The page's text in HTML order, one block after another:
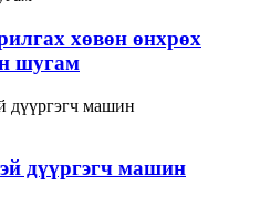
хөвөн өнхрөх
шугам
дүүргэгч машин